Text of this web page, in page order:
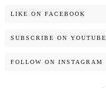
LIKE ON FACEBOOK
SUBSCRIBE ON YOUTUBE
FOLLOW ON INSTAGRAM